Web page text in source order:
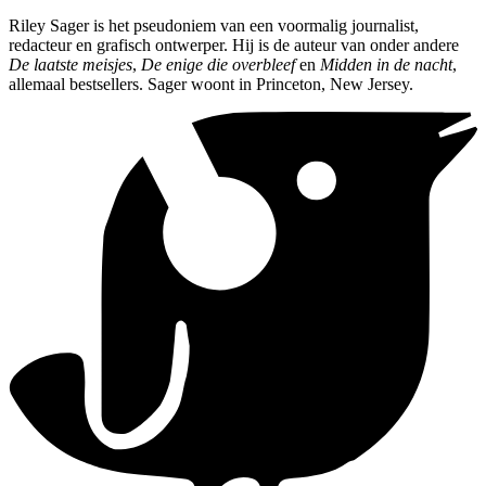
Riley Sager is het pseudoniem van een voormalig journalist,
redacteur en grafisch ontwerper. Hij is de auteur van onder andere
De laatste meisjes, De enige die overbleefen Midden in de nacht,
allemaal bestsellers. Sager woont in Princeton, New Jersey.